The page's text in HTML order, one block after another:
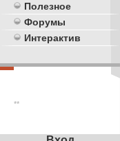
Полезное
Форумы
Интерактив
**